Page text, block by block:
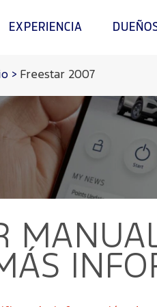
EXPERIENCIA
> Freestar 2007